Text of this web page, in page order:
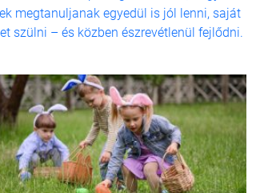
megtanuljanak egyedül is jól lenni, saját
szülni – és közben észrevétlenül fejlődni.